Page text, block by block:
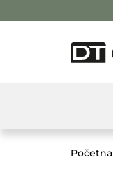
Početna